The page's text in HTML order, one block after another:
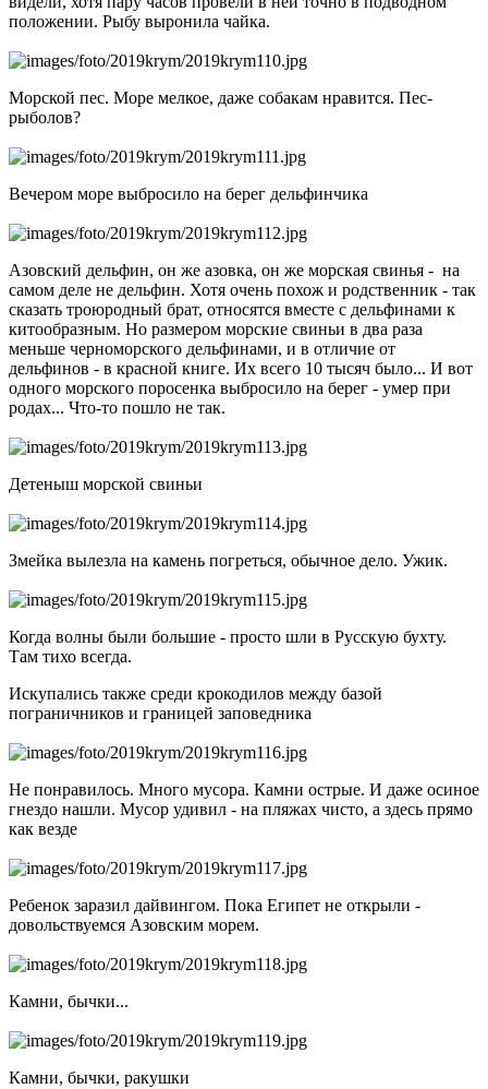
положении. Рыбу выронила чайка.
Морской пес. Море мелкое, даже собакам нравится. Пес-
рыболов?
Вечером море выбросило на берег дельфинчика
Азовский дельфин, он же азовка, он же морская свинья - на
самом деле не дельфин. Хотя очень похож и родственник - так
сказать троюродный брат, относятся вместе с дельфинами к
китообразным. Но размером морские свиньи в два раза
меньше черноморского дельфинами, и в отличие от
дельфинов - в красной книге. Их всего 10 тысяч было... И вот
одного морского поросенка выбросило на берег - умер при
родах... Что-то пошло не так.
Детеныш морской свиньи
Змейка вылезла на камень погреться, обычное дело. Ужик.
Когда волны были большие - просто шли в Русскую бухту.
Там тихо всегда.
Искупались также среди крокодилов между базой
пограничников и границей заповедника
Не понравилось. Много мусора. Камни острые. И даже осиное
гнездо нашли. Мусор удивил - на пляжах чисто, а здесь прямо
как везде
Ребенок заразил дайвингом. Пока Египет не открыли -
довольствуемся Азовским морем.
Камни, бычки...
Камни, бычки, ракушки